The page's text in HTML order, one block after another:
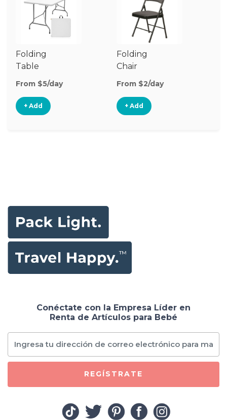
Folding
Table
From $5/day
+ Add
Folding
Chair
From $2/day
+ Add
Conéctate con la Empresa Líder en
Renta de Artículos para Bebé
REGÍSTRATE